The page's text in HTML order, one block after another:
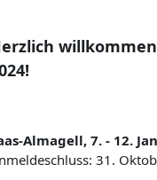
Almagell, 7. - 12.
31.